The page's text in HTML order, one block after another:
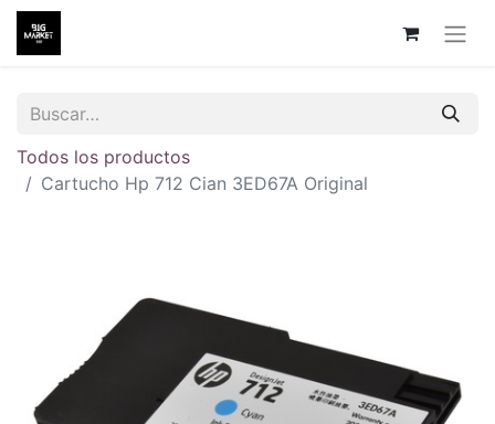
Todos los productos
Cartucho Hp 712 Cian 3ED67A Original